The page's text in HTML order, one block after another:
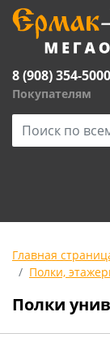
8 (908) 354-5000
Покупателям
Главная
Полки,
Полки